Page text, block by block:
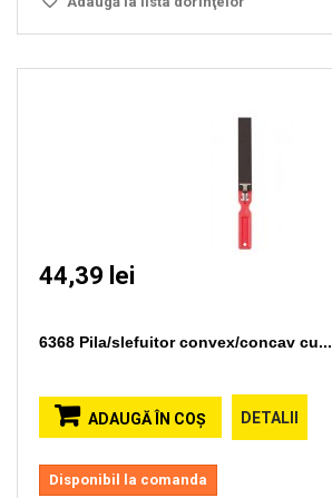
44,39 lei
6368 Pila/slefuitor convex/concav cu...
ADAUGĂ ÎN COŞ DETALII
Disponibil la comanda